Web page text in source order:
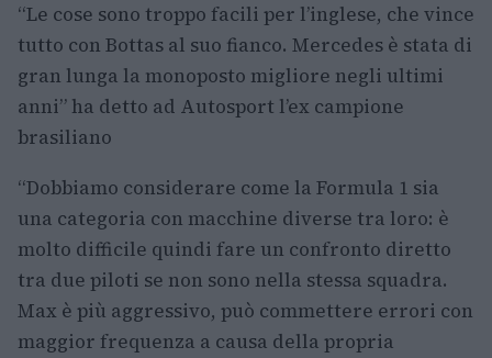
“Le cose sono troppo facili per l’inglese, che vince
tutto con Bottas al suo fianco. Mercedes è stata di
gran lunga la monoposto migliore negli ultimi
anni” ha detto ad Autosport l’ex campione
brasiliano
“Dobbiamo considerare come la Formula 1 sia
una categoria con macchine diverse tra loro: è
molto difficile quindi fare un confronto diretto
tra due piloti se non sono nella stessa squadra.
Max è più aggressivo, può commettere errori con
maggior frequenza a causa della propria